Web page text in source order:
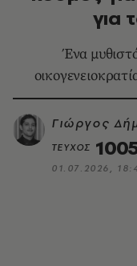
για
Ένα
Γιώργος
ΤΕΥΧΟΣ
01.07.2026,